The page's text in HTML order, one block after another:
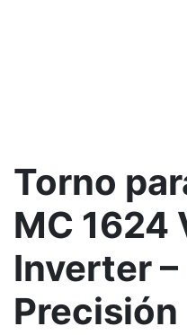
Torno
MC 1624
Inverter
Precisión